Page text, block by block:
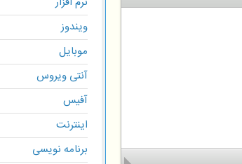
ویندوز
موبایل
آنتی ویروس
آفیس
اینترنت
برنامه نویسی